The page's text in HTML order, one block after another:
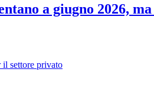
a giugno 2026,
il settore privato